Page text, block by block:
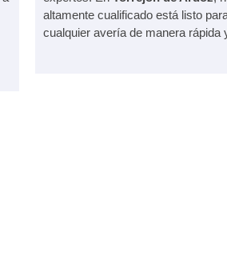
altamente cualificado está listo
cualquier avería de manera rápida